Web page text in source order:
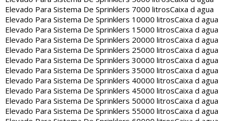
Elevado Para Sistema De Sprinklers 7000 litrosCaixa d agua
Elevado Para Sistema De Sprinklers 10000 litrosCaixa d agua
Elevado Para Sistema De Sprinklers 15000 litrosCaixa d agua
Elevado Para Sistema De Sprinklers 20000 litrosCaixa d agua
Elevado Para Sistema De Sprinklers 25000 litrosCaixa d agua
Elevado Para Sistema De Sprinklers 30000 litrosCaixa d agua
Elevado Para Sistema De Sprinklers 35000 litrosCaixa d agua
Elevado Para Sistema De Sprinklers 40000 litrosCaixa d agua
Elevado Para Sistema De Sprinklers 45000 litrosCaixa d agua
Elevado Para Sistema De Sprinklers 50000 litrosCaixa d agua
Elevado Para Sistema De Sprinklers 55000 litrosCaixa d agua